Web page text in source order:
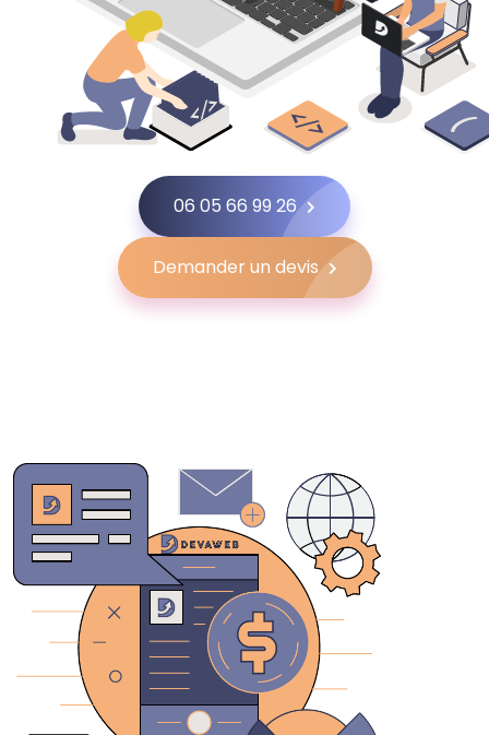
06 05 66 99 26
Demander un devis